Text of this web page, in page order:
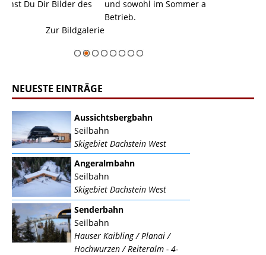
des
und sowohl im Sommer als auch im Winter in
NEUESTE EINTRÄGE
Aussichtsbergbahn
Seilbahn
Skigebiet Dachstein West
Angeralmbahn
Seilbahn
Skigebiet Dachstein West
Senderbahn
Seilbahn
Hauser Kaibling / Planai /
Hochwurzen / Reiteralm - 4-